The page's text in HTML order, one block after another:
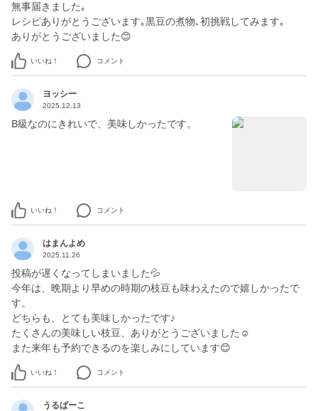
無事届きました｡
レシピありがとうございます｡黒豆の煮物､初挑戦してみます｡
ありがとうございました😊
いいね！ コメント
ヨッシー
2025.12.13
B級なのにきれいで、美味しかったです。
いいね！ コメント
はまんよめ
2025.11.26
投稿が遅くなってしまいました💦
今年は、晩期より早めの時期の枝豆も味わえたので嬉しかったで
す。
どちらも、とても美味しかったです♪
たくさんの美味しい枝豆、ありがとうございました☺️
また来年も予約できるのを楽しみにしています😊
いいね！ コメント
うるぱーこ